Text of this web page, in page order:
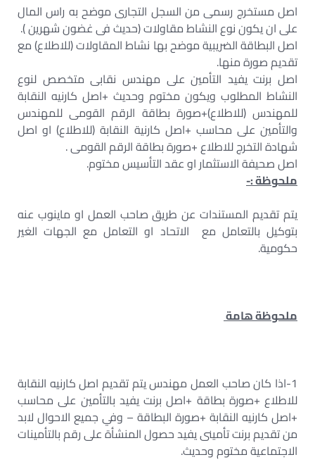
اصل مستخرج رسمى من السجل التجارى موضح به راس المال
على ان يكون نوع النشاط مقاولات (حديث فى غضون شهرين ).
اصل البطاقة الضريبية موضح بها نشاط المقاولات (للاطلاع) مع
تقديم صورة منها.
اصل برنت يفيد التأمين على مهندس نقابى متخصص لنوع
النشاط المطلوب ويكون مختوم وحديث +اصل كارنيه النقابة
للمهندس (للاطلاع)+صورة بطاقة الرقم القومى للمهندس
والتأمين على محاسب +اصل كارنية النقابة (للاطلاع) او اصل
شهادة التخرج للاطلاع +صورة بطاقة الرقم القومى .
اصل صحيفة الاستثمار او عقد التأسيس مختوم.
ملحوظة :-
يتم تقديم المستندات عن طريق صاحب العمل او ماينوب عنه
بتوكيل بالتعامل مع الاتحاد او التعامل مع الجهات الغير
حكومية.
ملحوظة هامة
1-اذا كان صاحب العمل مهندس يتم تقديم اصل كارنيه النقابة
للاطلاع +صورة بطاقة +اصل برنت يفيد بالتأمين على محاسب
+اصل كارنيه النقابة +صورة البطاقة – وفي جميع الاحوال لابد
من تقديم برنت تأمينى يفيد حصول المنشأة على رقم بالتأمينات
الاجتماعية مختوم وحديث.